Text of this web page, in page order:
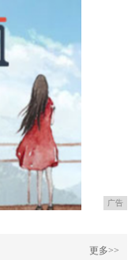
广告
更多>>